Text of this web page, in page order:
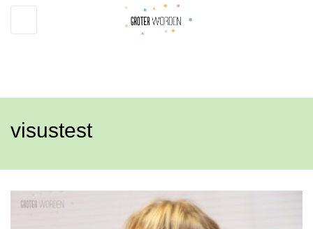
navigation
visustest